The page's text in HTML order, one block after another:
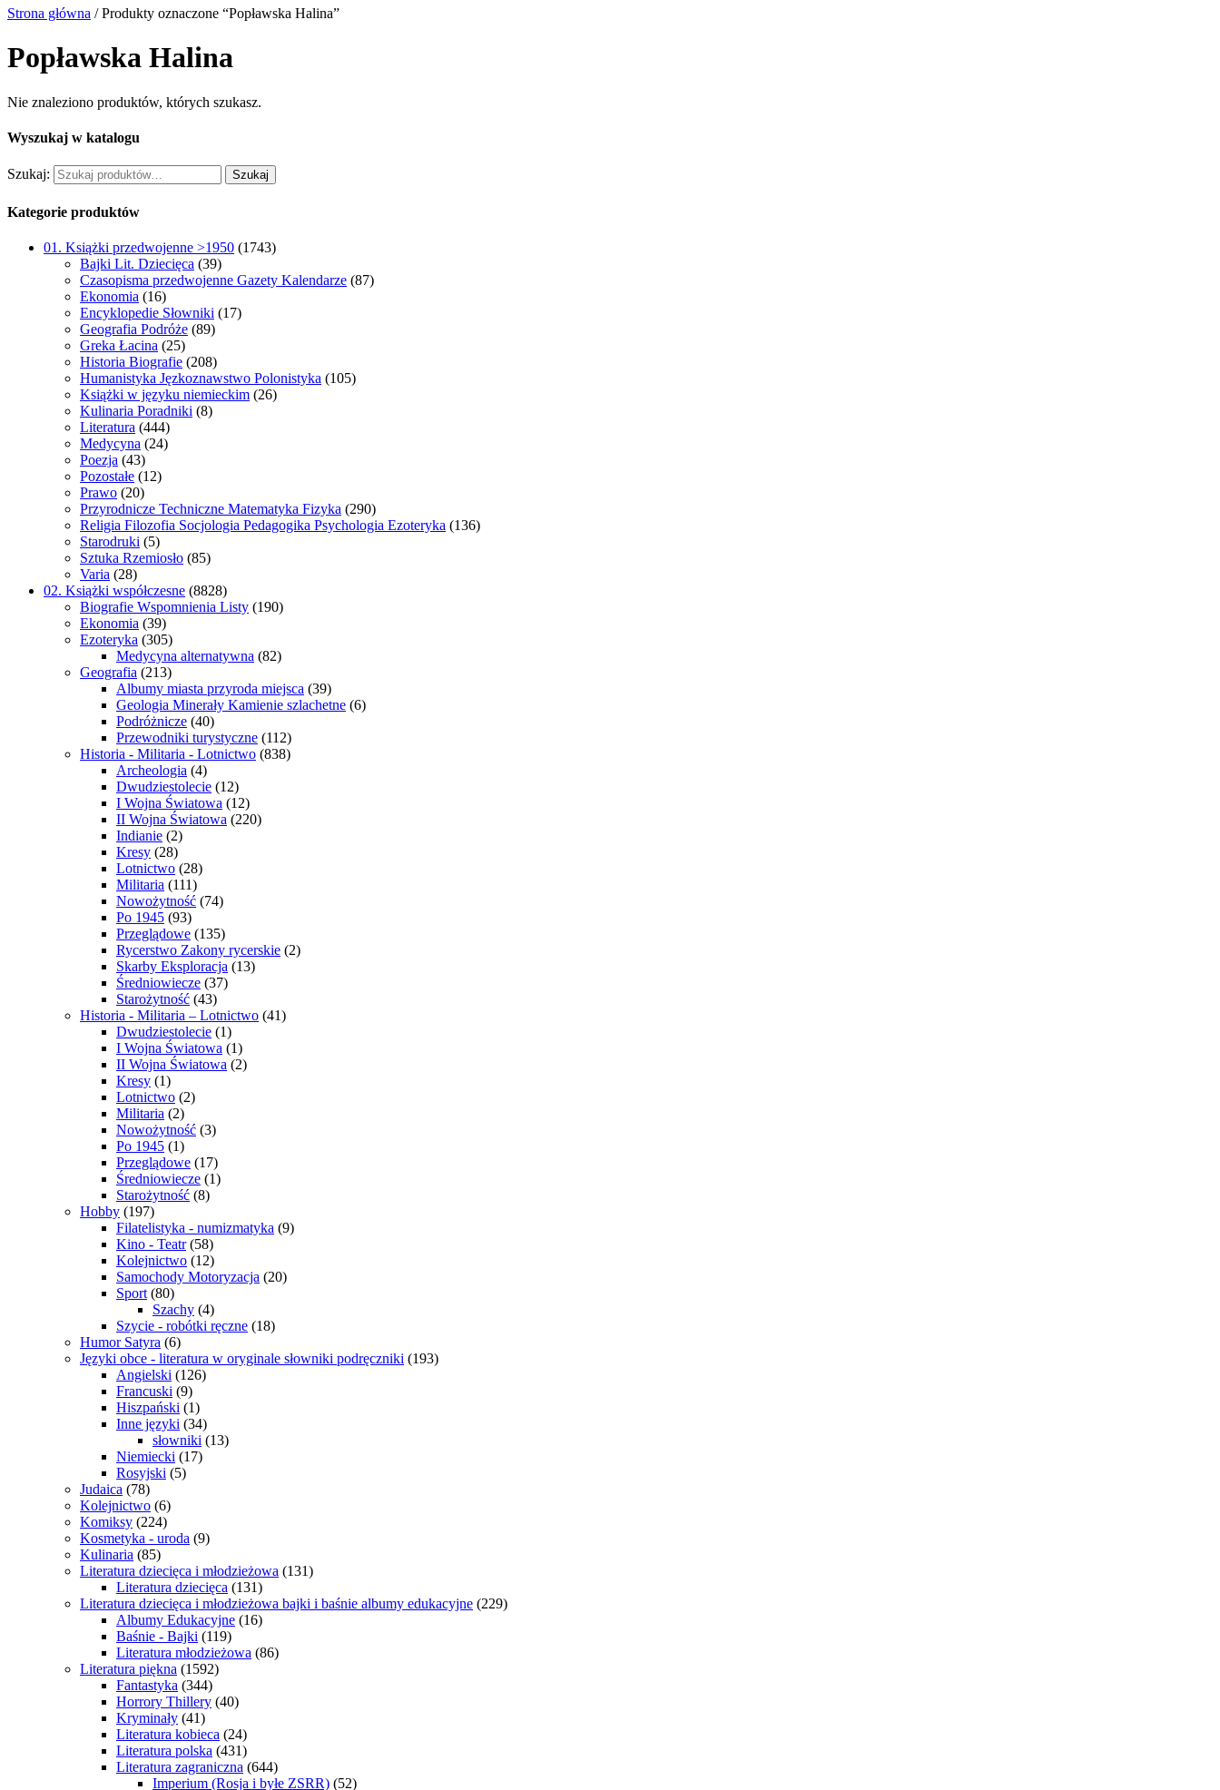
Strona główna / Produkty oznaczone “Popławska Halina”
Popławska Halina
Nie znaleziono produktów, których szukasz.
Wyszukaj w katalogu
Szukaj: Szukaj
Kategorie produktów
01. Książki przedwojenne >1950 (1743)
Bajki Lit. Dziecięca (39)
Czasopisma przedwojenne Gazety Kalendarze (87)
Ekonomia (16)
Encyklopedie Słowniki (17)
Geografia Podróże (89)
Greka Łacina (25)
Historia Biografie (208)
Humanistyka Jęzkoznawstwo Polonistyka (105)
Książki w języku niemieckim (26)
Kulinaria Poradniki (8)
Literatura (444)
Medycyna (24)
Poezja (43)
Pozostałe (12)
Prawo (20)
Przyrodnicze Techniczne Matematyka Fizyka (290)
Religia Filozofia Socjologia Pedagogika Psychologia Ezoteryka (136)
Starodruki (5)
Sztuka Rzemiosło (85)
Varia (28)
02. Książki współczesne (8828)
Biografie Wspomnienia Listy (190)
Ekonomia (39)
Ezoteryka (305)
Medycyna alternatywna (82)
Geografia (213)
Albumy miasta przyroda miejsca (39)
Geologia Minerały Kamienie szlachetne (6)
Podróżnicze (40)
Przewodniki turystyczne (112)
Historia - Militaria - Lotnictwo (838)
Archeologia (4)
Dwudziestolecie (12)
I Wojna Światowa (12)
II Wojna Światowa (220)
Indianie (2)
Kresy (28)
Lotnictwo (28)
Militaria (111)
Nowożytność (74)
Po 1945 (93)
Przeglądowe (135)
Rycerstwo Zakony rycerskie (2)
Skarby Eksploracja (13)
Średniowiecze (37)
Starożytność (43)
Historia - Militaria – Lotnictwo (41)
Dwudziestolecie (1)
I Wojna Światowa (1)
II Wojna Światowa (2)
Kresy (1)
Lotnictwo (2)
Militaria (2)
Nowożytność (3)
Po 1945 (1)
Przeglądowe (17)
Średniowiecze (1)
Starożytność (8)
Hobby (197)
Filatelistyka - numizmatyka (9)
Kino - Teatr (58)
Kolejnictwo (12)
Samochody Motoryzacja (20)
Sport (80)
Szachy (4)
Szycie - robótki ręczne (18)
Humor Satyra (6)
Języki obce - literatura w oryginale słowniki podręczniki (193)
Angielski (126)
Francuski (9)
Hiszpański (1)
Inne języki (34)
słowniki (13)
Niemiecki (17)
Rosyjski (5)
Judaica (78)
Kolejnictwo (6)
Komiksy (224)
Kosmetyka - uroda (9)
Kulinaria (85)
Literatura dziecięca i młodzieżowa (131)
Literatura dziecięca (131)
Literatura dziecięca i młodzieżowa bajki i baśnie albumy edukacyjne (229)
Albumy Edukacyjne (16)
Baśnie - Bajki (119)
Literatura młodzieżowa (86)
Literatura piękna (1592)
Fantastyka (344)
Horrory Thillery (40)
Kryminały (41)
Literatura kobieca (24)
Literatura polska (431)
Literatura zagraniczna (644)
Imperium (Rosja i byłe ZSRR) (52)